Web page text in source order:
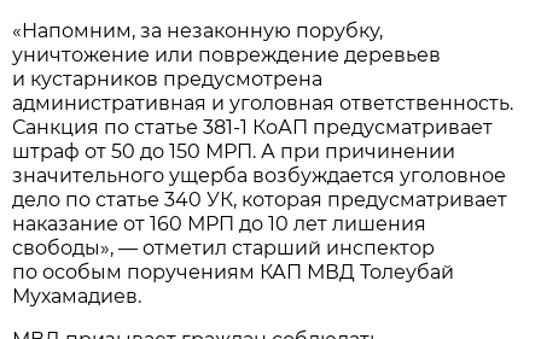
«Напомним, за незаконную порубку,
уничтожение или повреждение деревьев
и кустарников предусмотрена
административная и уголовная ответственность.
Санкция по статье 381-1 КоАП предусматривает
штраф от 50 до 150 МРП. А при причинении
значительного ущерба возбуждается уголовное
дело по статье 340 УК, которая предусматривает
наказание от 160 МРП до 10 лет лишения
свободы», — отметил старший инспектор
по особым поручениям КАП МВД Толеубай
Мухамадиев.